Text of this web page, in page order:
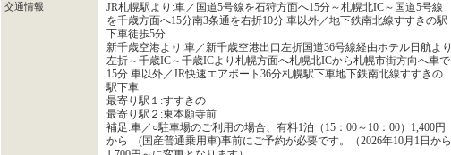
交通情報
JR札幌駅より:車／国道5号線を石狩方面へ15分～札幌北IC～国道5号線
を千歳方面へ15分南3条通を右折10分 車以外／地下鉄南北線すすきの駅
下車徒歩5分
新千歳空港より:車／新千歳空港出口左折国道36号線経由ホテル日航より
左折～千歳IC～千歳ICより札幌方面へ札幌北ICから札幌市街方向へ車で
15分 車以外／JR快速エアポート36分札幌駅下車地下鉄南北線すすきの
駅下車
最寄り駅１:すすきの
最寄り駅２:東本願寺前
補足:車／○駐車場のご利用の場合、有料1泊（15：00～10：00）1,400円
から (国産普通乗用車)事前にご予約が必要です。（2026年10月1日から